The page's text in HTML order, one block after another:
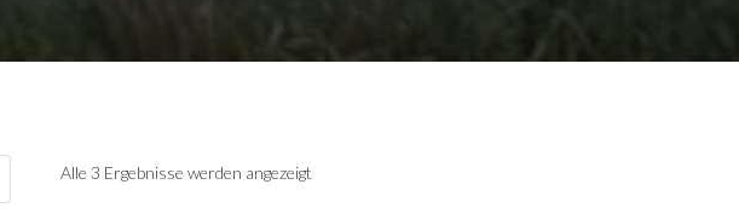
Alle 3 Ergebnisse werden angezeigt